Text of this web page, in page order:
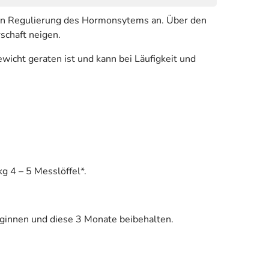
des Hormonsytems an. Über den
neigen.
geraten ist und kann bei Läufigkeit und
4 – 5 Messlöffel*.
und diese 3 Monate beibehalten.